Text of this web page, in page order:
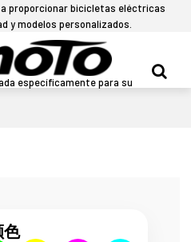
proporcionar bicicletas eléctricas
y modelos personalizados.
específicamente para su
色